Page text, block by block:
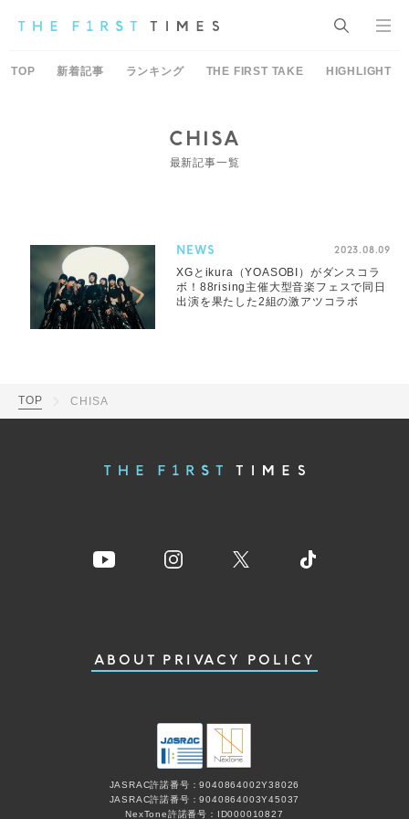
TOP 新着記事 ランキング THE FIRST TAKE HIGHLIGHT
CHISA
最新記事一覧
NEWS 2023.08.09
XGとikura（YOASOBI）がダンスコラ
ボ！88rising主催大型音楽フェスで同日
出演を果たした2組の激アツコラボ
TOP CHISA
ABOUT PRIVACY POLICY
JASRAC許諾番号：9040864002Y38026
JASRAC許諾番号：9040864003Y45037
NexTone許諾番号：ID000010827